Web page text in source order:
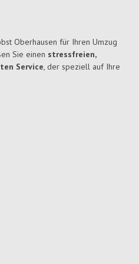
Oberhausen für Ihren Umzug
Sie einen stressfreien,
Service, der speziell auf Ihre